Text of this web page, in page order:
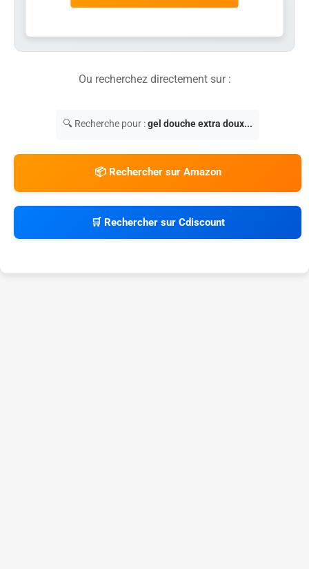
Ou recherchez directement sur :
🔍 Recherche pour :gel douche extra doux...
📦 Rechercher sur Amazon
🛒 Rechercher sur Cdiscount